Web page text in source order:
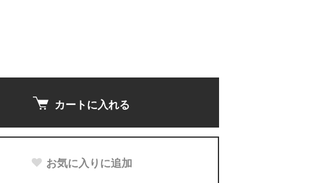
カートに入れる
お気に入りに追加